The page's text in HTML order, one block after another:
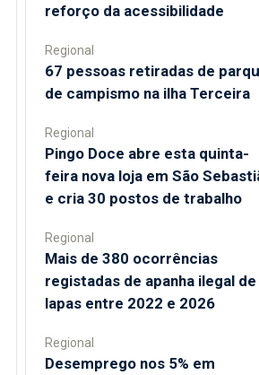
reforço da acessibilidade
Regional
67 pessoas retiradas de
de campismo na ilha Terceira
Regional
Pingo Doce abre esta quinta-
feira nova loja em São
e cria 30 postos de trabalho
Regional
Mais de 380 ocorrências
registadas de apanha ilegal de
lapas entre 2022 e 2026
Regional
Desemprego nos 5% em